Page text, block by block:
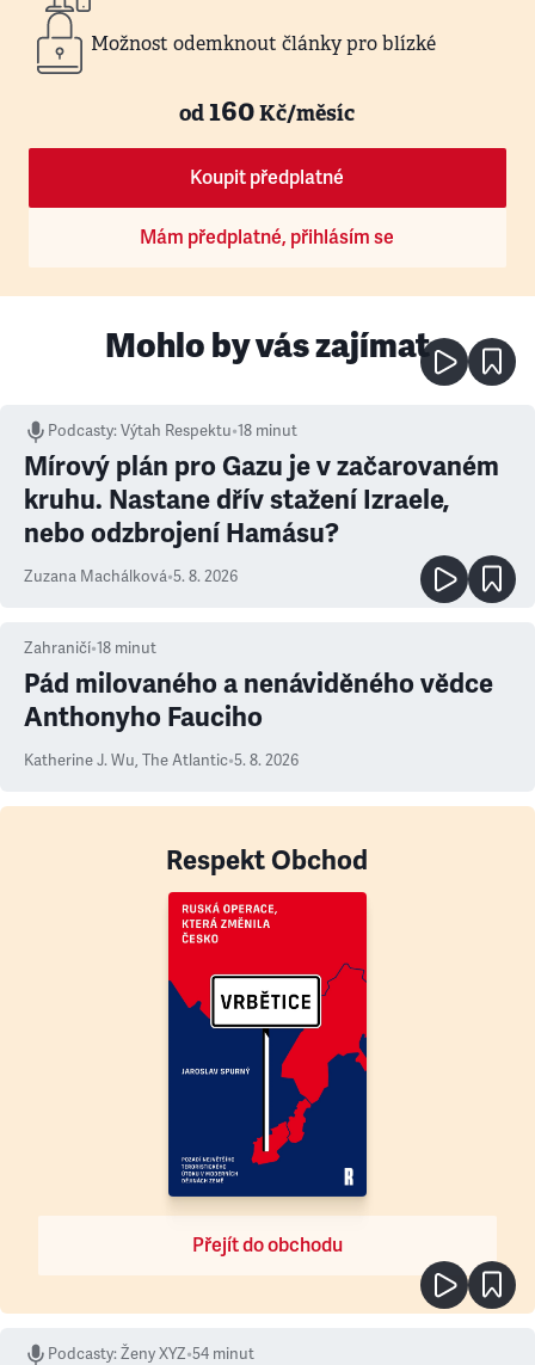
Možnost odemknout články pro blízké
od160Kč/měsíc
Koupit předplatné
Mám předplatné, přihlásím se
Mohlo by vás zajímat
Podcasty:Výtah Respektu•18 minut
Mírový plán pro Gazu je v začarovaném
kruhu. Nastane dřív stažení Izraele,
nebo odzbrojení Hamásu?
Zuzana Machálková•5. 8. 2026
Zahraničí•18 minut
Pád milovaného a nenáviděného vědce
Anthonyho Fauciho
Katherine J. Wu, The Atlantic•5. 8. 2026
Respekt Obchod
Přejít do obchodu
Podcasty:Ženy XYZ•54 minut